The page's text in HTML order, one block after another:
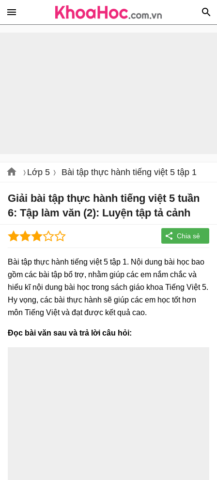
Lớp 5 Bài tập thực hành tiếng việt 5 tập 1
Giải bài tập thực hành tiếng việt 5 tuần
6: Tập làm văn (2): Luyện tập tả cảnh
Bài tập thực hành tiếng việt 5 tập 1. Nội dung bài học bao
gồm các bài tập bổ trợ, nhằm giúp các em nắm chắc và
hiểu kĩ nội dung bài học trong sách giáo khoa Tiếng Việt 5.
Hy vọng, các bài thực hành sẽ giúp các em học tốt hơn
môn Tiếng Việt và đạt được kết quả cao.
Đọc bài văn sau và trả lời câu hỏi: